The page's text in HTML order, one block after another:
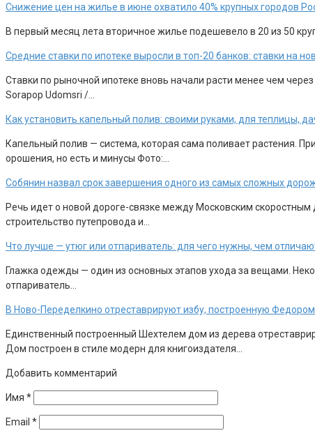
Снижение цен на жилье в июне охватило 40% крупных городов
В первый месяц лета вторичное жилье подешевело в 20 из 50
Средние ставки по ипотеке выросли в топ-20 банков: ставки на
Ставки по рыночной ипотеке вновь начали расти менее чем
Sorapop Udomsri /…
Как установить капельный полив: своими руками, для теплицы,
Капельный полив — система, которая сама поливает растения.
орошения, но есть и минусы Фото:…
Собянин назвал срок завершения одного из самых сложных
Речь идет о новой дороге-связке между Московским
строительство путепровода и…
Что лучше — утюг или отпариватель: для чего нужны, чем
Глажка одежды — один из основных этапов ухода за вещами.
отпариватель…
В Ново-Переделкино отреставрируют избу, построенную
Единственный построенный Шехтелем дом из дерева
Дом построен в стиле модерн для книгоиздателя…
Добавить комментарий
Имя *
Email *